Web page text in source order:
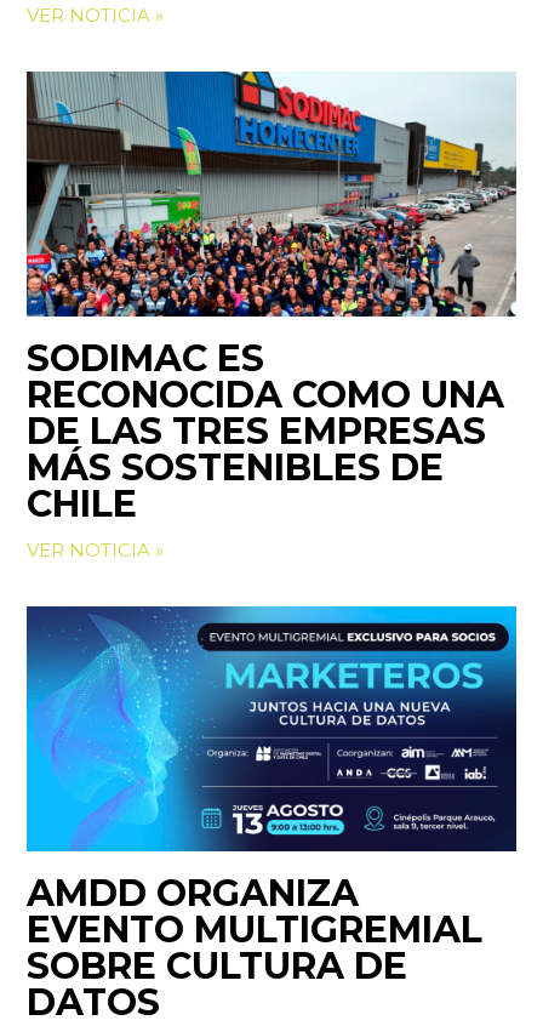
VER NOTICIA »
SODIMAC ES
RECONOCIDA COMO UNA
DE LAS TRES EMPRESAS
MÁS SOSTENIBLES DE
CHILE
VER NOTICIA »
AMDD ORGANIZA
EVENTO MULTIGREMIAL
SOBRE CULTURA DE
DATOS